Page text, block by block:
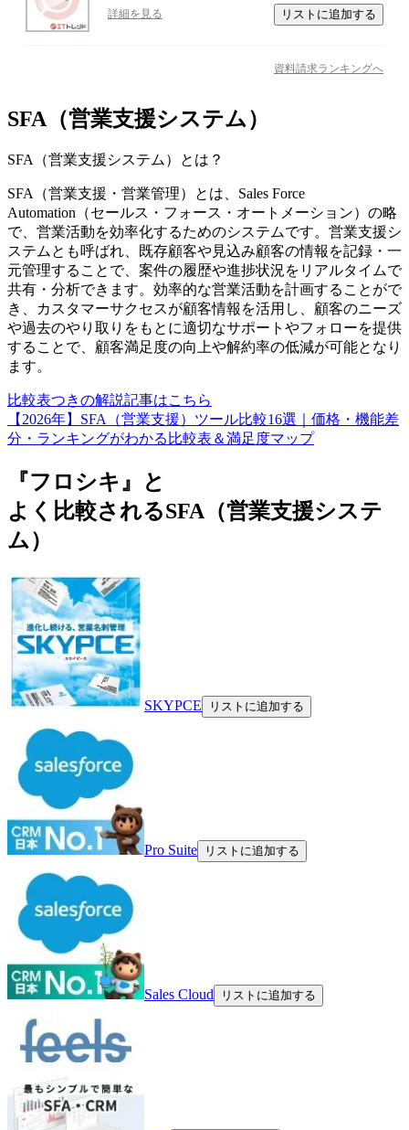
詳細を見る リストに追加する
資料請求ランキングへ
SFA（営業支援システム）
SFA（営業支援システム） とは？
SFA（営業支援・営業管理）とは、Sales Force
Automation（セールス・フォース・オートメーション）の略
で、営業活動を効率化するためのシステムです。営業支援シ
ステムとも呼ばれ、既存顧客や見込み顧客の情報を記録・一
元管理することで、案件の履歴や進捗状況をリアルタイムで
共有・分析できます。効率的な営業活動を計画することがで
き、カスタマーサクセスが顧客情報を活用し、顧客のニーズ
や過去のやり取りをもとに適切なサポートやフォローを提供
することで、顧客満足度の向上や解約率の低減が可能となり
ます。
比較表つきの解説記事はこちら
【2026年】SFA（営業支援）ツール比較16選｜価格・機能差
分・ランキングがわかる比較表＆満足度マップ
『フロシキ』と
よく比較されるSFA（営業支援システ
ム）
SKYPCE リストに追加する
Pro Suite リストに追加する
Sales Cloud リストに追加する